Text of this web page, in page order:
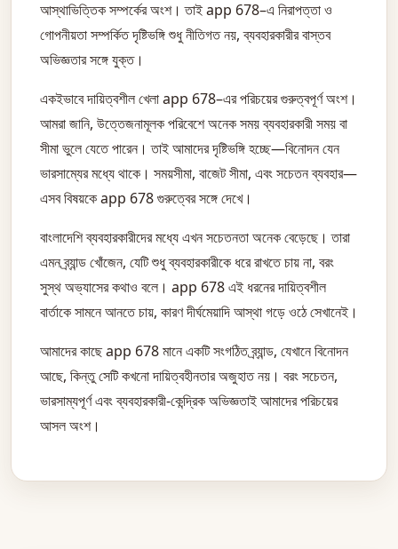
আস্থাভিত্তিক সম্পর্কের অংশ। তাই app 678–এ নিরাপত্তা ও
গোপনীয়তা সম্পর্কিত দৃষ্টিভঙ্গি শুধু নীতিগত নয়, ব্যবহারকারীর বাস্তব
অভিজ্ঞতার সঙ্গে যুক্ত।
একইভাবে দায়িত্বশীল খেলা app 678–এর পরিচয়ের গুরুত্বপূর্ণ অংশ।
আমরা জানি, উত্তেজনামূলক পরিবেশে অনেক সময় ব্যবহারকারী সময় বা
সীমা ভুলে যেতে পারেন। তাই আমাদের দৃষ্টিভঙ্গি হচ্ছে—বিনোদন যেন
ভারসাম্যের মধ্যে থাকে। সময়সীমা, বাজেট সীমা, এবং সচেতন ব্যবহার—
এসব বিষয়কে app 678 গুরুত্বের সঙ্গে দেখে।
বাংলাদেশি ব্যবহারকারীদের মধ্যে এখন সচেতনতা অনেক বেড়েছে। তারা
এমন ব্র্যান্ড খোঁজেন, যেটি শুধু ব্যবহারকারীকে ধরে রাখতে চায় না, বরং
সুস্থ অভ্যাসের কথাও বলে। app 678 এই ধরনের দায়িত্বশীল
বার্তাকে সামনে আনতে চায়, কারণ দীর্ঘমেয়াদি আস্থা গড়ে ওঠে সেখানেই।
আমাদের কাছে app 678 মানে একটি সংগঠিত ব্র্যান্ড, যেখানে বিনোদন
আছে, কিন্তু সেটি কখনো দায়িত্বহীনতার অজুহাত নয়। বরং সচেতন,
ভারসাম্যপূর্ণ এবং ব্যবহারকারী-কেন্দ্রিক অভিজ্ঞতাই আমাদের পরিচয়ের
আসল অংশ।